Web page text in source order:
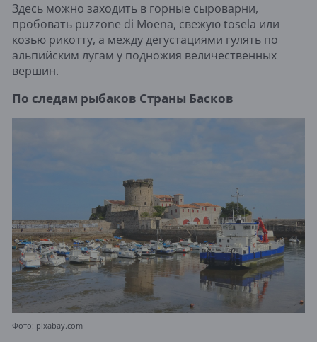
Здесь можно заходить в горные сыроварни,
пробовать puzzone di Moena, свежую tosela или
козью рикотту, а между дегустациями гулять по
альпийским лугам у подножия величественных
вершин.
По следам рыбаков Страны Басков
Фото: pixabay.com